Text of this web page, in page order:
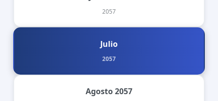
2057
Julio
2057
Agosto 2057